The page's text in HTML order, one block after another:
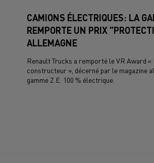
CAMIONS ÉLECTRIQUES: LA
REMPORTE UN PRIX
ALLEMAGNE
Renault Trucks a remporté le VR Award
constructeur », décerné par le magazine
gamme Z.E. 100 % électrique.